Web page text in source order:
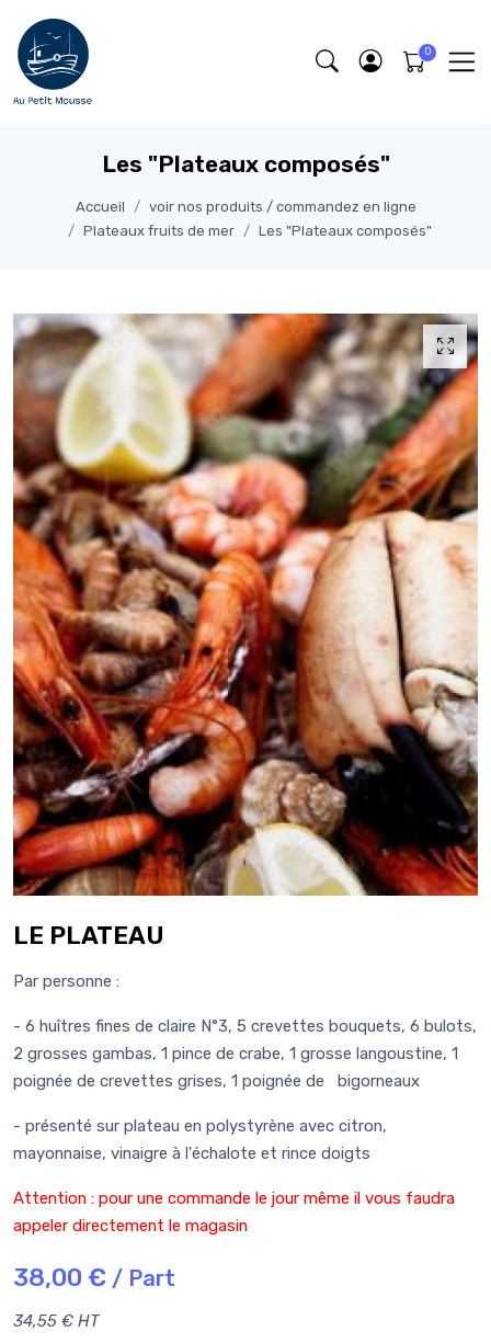
Les "Plateaux composés"
Accueil
voir nos produits / commandez en ligne
Plateaux fruits de mer
Les "Plateaux composés"
LE PLATEAU
Par personne :
- 6 huîtres fines de claire N°3, 5 crevettes bouquets, 6 bulots,
2 grosses gambas, 1 pince de crabe, 1 grosse langoustine, 1
poignée de crevettes grises, 1 poignée de bigorneaux
- présenté sur plateau en polystyrène avec citron,
mayonnaise, vinaigre à l'échalote et rince doigts
Attention : pour une commande le jour même il vous faudra
appeler directement le magasin
38,00 € / Part
34,55 € HT